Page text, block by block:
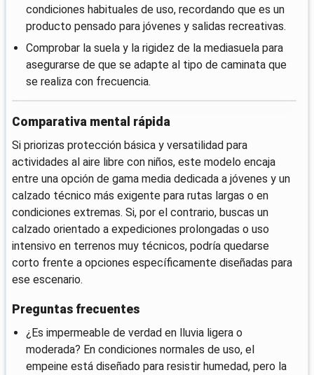
condiciones habituales de uso, recordando que es un
producto pensado para jóvenes y salidas recreativas.
Comprobar la suela y la rigidez de la mediasuela para
asegurarse de que se adapte al tipo de caminata que
se realiza con frecuencia.
Comparativa mental rápida
Si priorizas protección básica y versatilidad para
actividades al aire libre con niños, este modelo encaja
entre una opción de gama media dedicada a jóvenes y un
calzado técnico más exigente para rutas largas o en
condiciones extremas. Si, por el contrario, buscas un
calzado orientado a expediciones prolongadas o uso
intensivo en terrenos muy técnicos, podría quedarse
corto frente a opciones específicamente diseñadas para
ese escenario.
Preguntas frecuentes
¿Es impermeable de verdad en lluvia ligera o
moderada? En condiciones normales de uso, el
empeine está diseñado para resistir humedad, pero la